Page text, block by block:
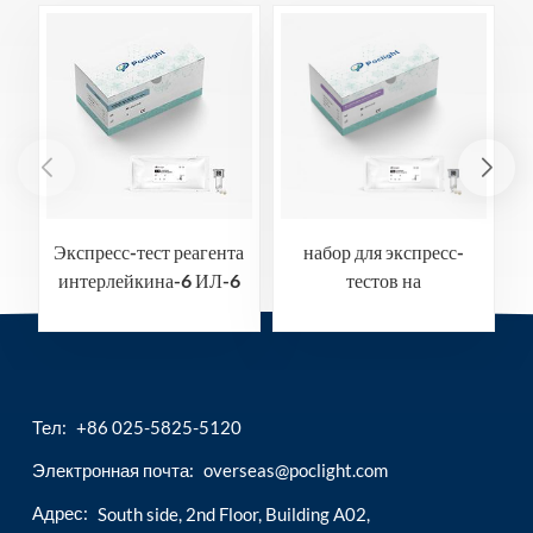
Экспресс-тест реагента
интерлейкина-6 ИЛ-6
набор для экспресс-
тестов на
ТТГ
Тел: +86 025-5825-5120
Электронная почта: overseas@poclight.com
Адрес: South side, 2nd Floor, Building A02,